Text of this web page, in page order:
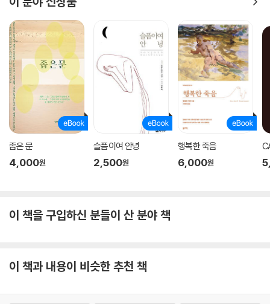
고전은 단순히 읽는 데서 그치는 것이 아니라 작품에서 중요한 핵심을 짚
어 내는 훈련이 필요하다. 이에 책 뒷부분에 영문학과 교수의 해설을 붙여
작품 소개, 작품 구조, 작품의 감상과 의의, 작품에 반영된 당대의 현실까
지 작품마다 꼭 알아야 할 감상 포인트를 짚어 준다. 이를 통해 현대를 살아
가는 청소년들이 100~200년 전의 세계 명작을 왜 지금 굳이 읽어야 하는
지, 오늘날의 시점에서는 작품이 어떤 의의를 갖는지 등을 살펴볼 수 있다.
영문학 교수의 수준 높은 해설은 청소년부터 일반인에 이르기까지 문학 작
품을 더욱 깊이 있고 폭넓게 이해하는 데 길잡이가 될 것이다.
좁은 문
4,000원
슬픔이여 안녕
2,500원
행복한 죽음
6,000원
이 책을 구입하신 분들이 산 분야 책
이 책과 내용이 비슷한 추천 책